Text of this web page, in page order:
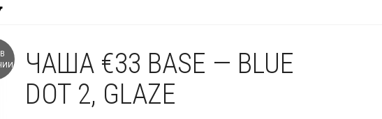
ЧАША €33 BASE — BLUE
DOT 2, GLAZE